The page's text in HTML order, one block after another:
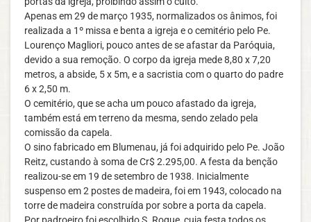
Apenas em 29 de março 1935, normalizados os ânimos, foi
realizada a 1º missa e benta a igreja e o cemitério pelo Pe.
Lourenço Magliori, pouco antes de se afastar da Paróquia,
devido a sua remoção. O corpo da igreja mede 8,80 x 7,20
metros, a abside, 5 x 5m, e a sacristia com o quarto do padre
6 x 2,50 m.
O cemitério, que se acha um pouco afastado da igreja,
também está em terreno da mesma, sendo zelado pela
comissão da capela.
O sino fabricado em Blumenau, já foi adquirido pelo Pe. João
Reitz, custando à soma de Cr$ 2.295,00. A festa da benção
realizou-se em 19 de setembro de 1938. Inicialmente
suspenso em 2 postes de madeira, foi em 1943, colocado na
torre de madeira construída por sobre a porta da capela.